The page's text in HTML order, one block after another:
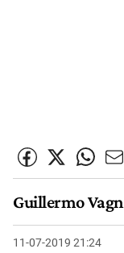
Guillermo
11-07-2019 21:24